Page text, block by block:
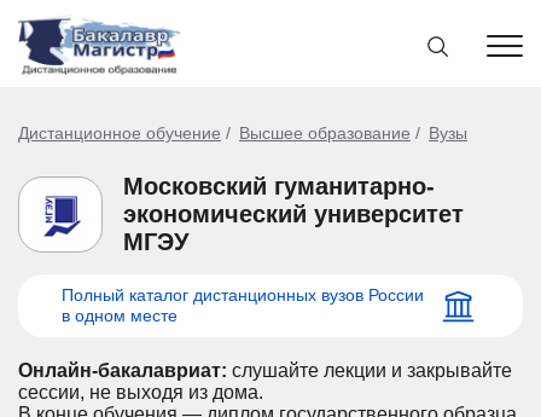
Дистанционное обучение Высшее образование Вузы
Московский гуманитарно-
экономический университет
МГЭУ
Полный каталог дистанционных вузов России
в одном месте
Онлайн-бакалавриат: слушайте лекции и закрывайте
сессии, не выходя из дома.